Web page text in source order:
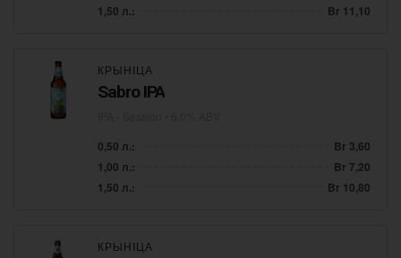
1,50 л.:
Br 11,10
КРЫНІЦА
Sabro IPA
0,50 л.:
Br 3,60
1,00 л.:
Br 7,20
1,50 л.:
Br 10,80
КРЫНІЦА